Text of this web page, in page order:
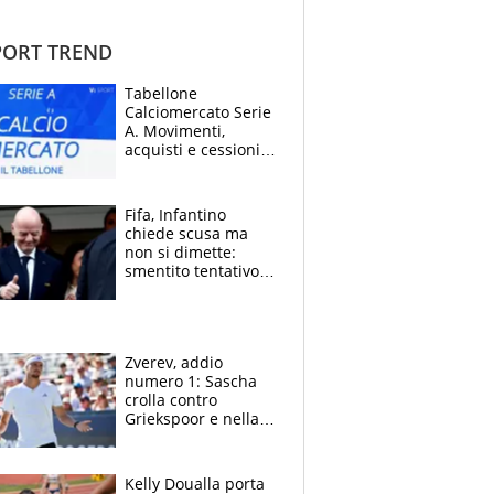
TREND
Tabellone
Calciomercato Serie
A. Movimenti,
acquisti e cessioni:
Fifa, Infantino
chiede scusa ma
non si dimette:
smentito tentativo di
Zverev, addio
numero 1: Sascha
crolla contro
Griekspoor e nella
terzo. Quanti malori
Kelly Doualla porta